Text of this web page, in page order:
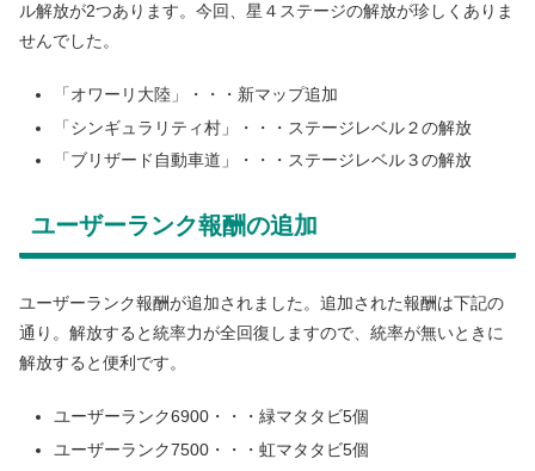
ル解放が2つあります。今回、星４ステージの解放が珍しくありま
せんでした。
「オワーリ大陸」・・・新マップ追加
「シンギュラリティ村」・・・ステージレベル２の解放
「ブリザード自動車道」・・・ステージレベル３の解放
ユーザーランク報酬の追加
ユーザーランク報酬が追加されました。追加された報酬は下記の
通り。解放すると統率力が全回復しますので、統率が無いときに
解放すると便利です。
ユーザーランク6900・・・緑マタタビ5個
ユーザーランク7500・・・虹マタタビ5個